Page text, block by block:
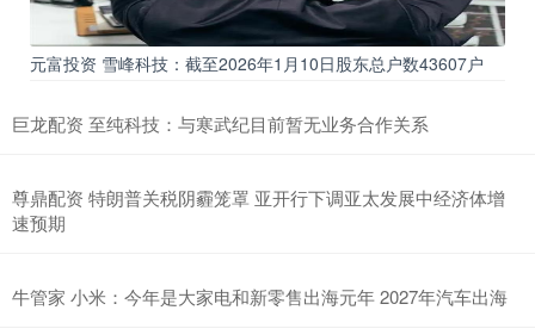
元富投资 雪峰科技：截至2026年1月10日股东总户数43607户
巨龙配资 至纯科技：与寒武纪目前暂无业务合作关系
尊鼎配资 特朗普关税阴霾笼罩 亚开行下调亚太发展中经济体增
速预期
牛管家 小米：今年是大家电和新零售出海元年 2027年汽车出海